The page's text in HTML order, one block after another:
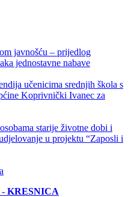
javnošću – prijedlog
jednostavne nabave
učenicima srednjih škola s
Koprivnički Ivanec za
starije životne dobi i
u projektu “Zaposli i
- KRESNICA